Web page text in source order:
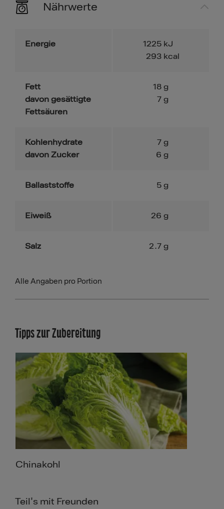
Nährwerte
Energie 1225 kJ
293 kcal
Fett
davon gesättigte
Fettsäuren
18 g
7 g
Kohlenhydrate
davon Zucker
7 g
6 g
Ballaststoffe 5 g
Eiweiß 26 g
Salz 2.7 g
Alle Angaben pro Portion
Tipps zur Zubereitung
Chinakohl
Teil's mit Freunden